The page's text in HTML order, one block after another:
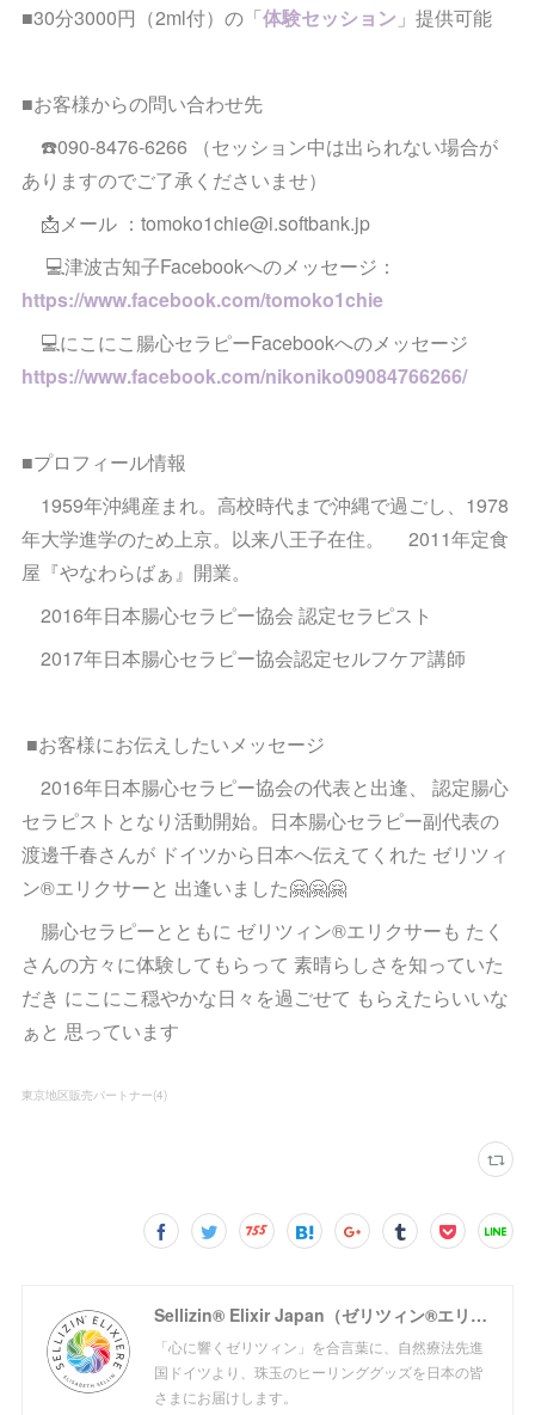
■30分3000円（2ml付）の「体験セッション 」提供可能
■お客様からの問い合わせ先
☎️090-8476-6266 （セッション中は出られない場合が
ありますのでご了承くださいませ）
📩メール ：tomoko1chie@i.softbank.jp
💻津波古知子Facebookへのメッセージ：
https://www.facebook.com/tomoko1chie
💻にこにこ腸心セラピーFacebookへのメッセージ
https://www.facebook.com/nikoniko09084766266/
■プロフィール情報
1959年沖縄産まれ。高校時代まで沖縄で過ごし、1978
年大学進学のため上京。以来八王子在住。 2011年定食
屋『やなわらばぁ』開業。
2016年日本腸心セラピー協会 認定セラピスト
2017年日本腸心セラピー協会認定セルフケア講師
■お客様にお伝えしたいメッセージ
2016年日本腸心セラピー協会の代表と出逢、 認定腸心
セラピストとなり活動開始。日本腸心セラピー副代表の
渡邊千春さんが ドイツから日本へ伝えてくれた ゼリツィ
ン®︎エリクサーと 出逢いました🤗🤗🤗
腸心セラピーとともに ゼリツィン®︎エリクサーも たく
さんの方々に体験してもらって 素晴らしさを知っていた
だき にこにこ穏やかな日々を過ごせて もらえたらいいな
ぁと 思っています
東京地区販売パートナー(4)
Sellizin® Elixir Japan（ゼリツィン®エリクサージャパン公式サイト）
「心に響くゼリツィン」を合言葉に、自然療法先進
国ドイツより、珠玉のヒーリンググッズを日本の皆
さまにお届けします。